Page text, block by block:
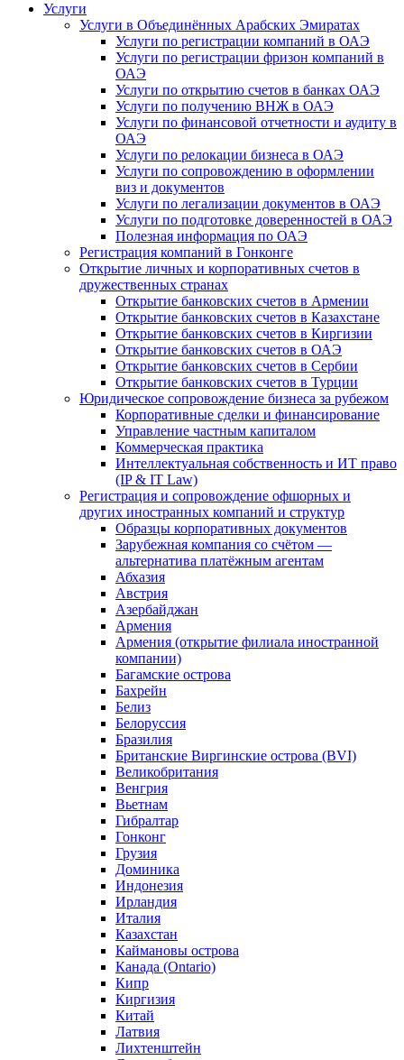
Услуги
Услуги в Объединённых Арабских Эмиратах
Услуги по регистрации компаний в ОАЭ
Услуги по регистрации фризон компаний в
ОАЭ
Услуги по открытию счетов в банках ОАЭ
Услуги по получению ВНЖ в ОАЭ
Услуги по финансовой отчетности и аудиту в
ОАЭ
Услуги по релокации бизнеса в ОАЭ
Услуги по сопровождению в оформлении
виз и документов
Услуги по легализации документов в ОАЭ
Услуги по подготовке доверенностей в ОАЭ
Полезная информация по ОАЭ
Регистрация компаний в Гонконге
Открытие личных и корпоративных счетов в
дружественных странах
Открытие банковских счетов в Армении
Открытие банковских счетов в Казахстане
Открытие банковских счетов в Киргизии
Открытие банковских счетов в ОАЭ
Открытие банковских счетов в Сербии
Открытие банковских счетов в Турции
Юридическое сопровождение бизнеса за рубежом
Корпоративные сделки и финансирование
Управление частным капиталом
Коммерческая практика
Интеллектуальная собственность и ИТ право
(IP & IT Law)
Регистрация и сопровождение офшорных и
других иностранных компаний и структур
Образцы корпоративных документов
Зарубежная компания со счётом —
альтернатива платёжным агентам
Абхазия
Австрия
Азербайджан
Армения
Армения (открытие филиала иностранной
компании)
Багамские острова
Бахрейн
Белиз
Белоруссия
Бразилия
Британские Виргинские острова (BVI)
Великобритания
Венгрия
Вьетнам
Гибралтар
Гонконг
Грузия
Доминика
Индонезия
Ирландия
Италия
Казахстан
Каймановы острова
Канада (Ontario)
Кипр
Киргизия
Китай
Латвия
Лихтенштейн